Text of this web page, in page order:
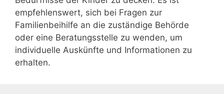
empfehlenswert, sich bei Fragen zur
Familienbeihilfe an die zuständige Behörde
oder eine Beratungsstelle zu wenden, um
individuelle Auskünfte und Informationen zu
erhalten.